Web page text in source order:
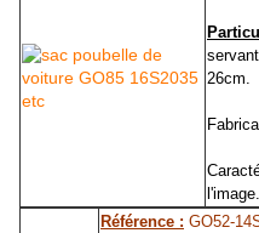
26cm.
l'image.
Référence : GO52-